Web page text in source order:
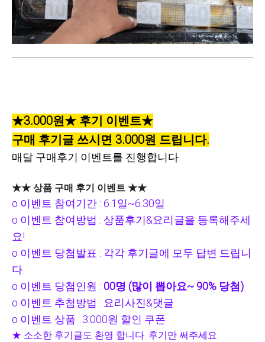
★3.000원★ 후기 이벤트★
구매 후기글 쓰시면 3.000원 드립니다.
매달 구매후기 이벤트를 진행합니다
★★ 상품 구매 후기 이벤트 ★★
o 이벤트 참여기간 : 6.1일~6.30일
o 이벤트 참여방법 : 상품후기&요리글을 등록해주세
요!
o 이벤트 당첨발표 : 각각 후기글에 모두 답변 드립니
다.
o 이벤트 당첨인원 : 00명 (많이 뽑아요~ 90% 당첨)
o 이벤트 추첨방법 : 요리사진&댓글
o 이벤트 상품 : 3.000원 할인 쿠폰
★ 소소한 후기글도 환영 합니다. 후기만 써주세요